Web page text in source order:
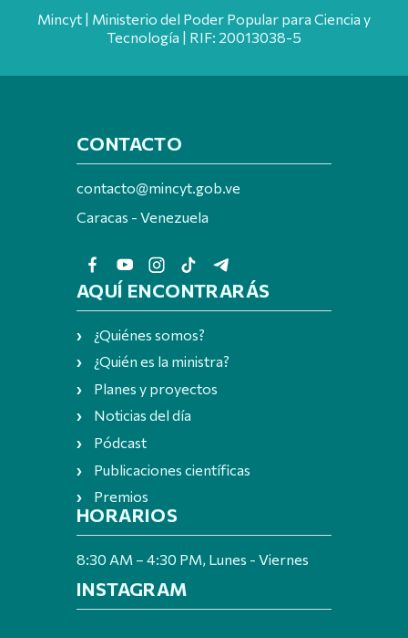
Mincyt | Ministerio del Poder Popular para Ciencia y
Tecnología | RIF: 20013038-5
CONTACTO
contacto@mincyt.gob.ve
Caracas - Venezuela
AQUÍ ENCONTRARÁS
¿Quiénes somos?
¿Quién es la ministra?
Planes y proyectos
Noticias del día
Pódcast
Publicaciones científicas
Premios
HORARIOS
8:30 AM – 4:30 PM, Lunes - Viernes
INSTAGRAM